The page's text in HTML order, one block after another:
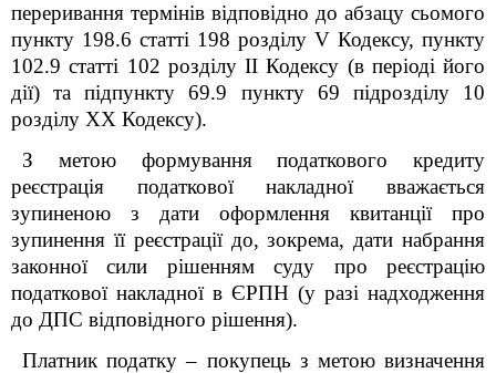
переривання термінів відповідно до абзацу сьомого
пункту 198.6 статті 198 розділу V Кодексу, пункту
102.9 статті 102 розділу ІІ Кодексу (в періоді його
дії) та підпункту 69.9 пункту 69 підрозділу 10
розділу XX Кодексу).
З метою формування податкового кредиту
реєстрація податкової накладної вважається
зупиненою з дати оформлення квитанції про
зупинення її реєстрації до, зокрема, дати набрання
законної сили рішенням суду про реєстрацію
податкової накладної в ЄРПН (у разі надходження
до ДПС відповідного рішення).
Платник податку – покупець з метою визначення